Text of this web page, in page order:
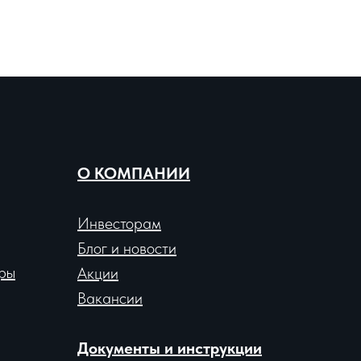
О КОМПАНИИ
Инвесторам
Блог и новости
Акции
Вакансии
Документы и инструкции